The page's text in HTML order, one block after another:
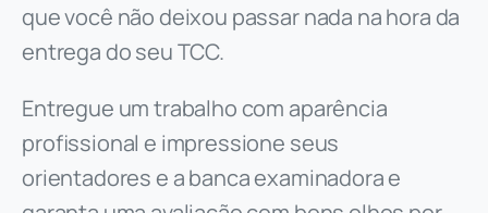
que você não deixou passar nada na hora da
entrega do seu TCC.
Entregue um trabalho com aparência
profissional e impressione seus
orientadores e a banca examinadora e